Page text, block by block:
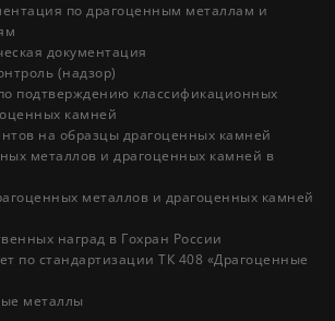
по драгоценным металлам и
документация
(надзор)
подтверждению классификационных
камней
на образцы драгоценных камней
металлов и драгоценных камней в
металлов и драгоценных камней
наград в Гохран России
по стандартизации ТК 408 «Драгоценные
металлы